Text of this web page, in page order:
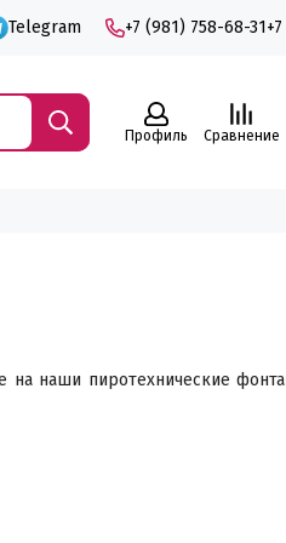
Telegram +7 (981) 758-68-31
Профиль Сравнение
на наши пиротехнические
выбором для любого